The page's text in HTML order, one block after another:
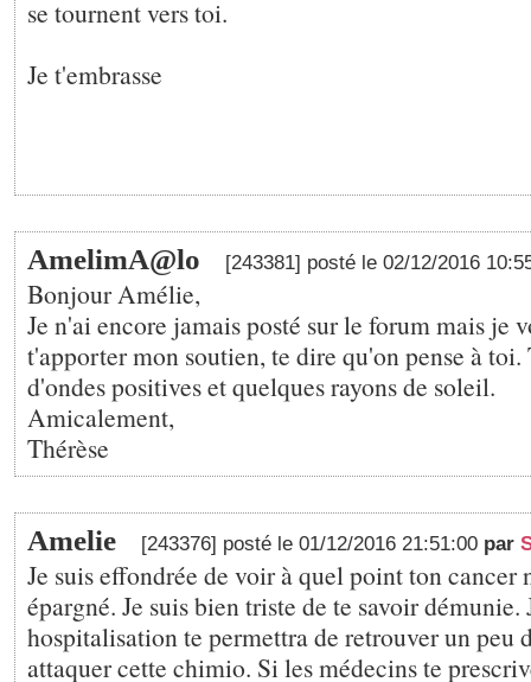
se tournent vers toi.
Je t'embrasse
AmelimA@lo [243381] posté le 02/12/2016
Bonjour Amélie,
Je n'ai encore jamais posté sur le forum mais je
t'apporter mon soutien, te dire qu'on pense à
d'ondes positives et quelques rayons de soleil.
Amicalement,
Thérèse
Amelie [243376] posté le 01/12/2016 21:51:00 par
Je suis effondrée de voir à quel point ton cancer
épargné. Je suis bien triste de te savoir démunie.
hospitalisation te permettra de retrouver un peu
attaquer cette chimio. Si les médecins te